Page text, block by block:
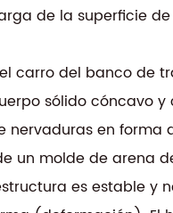
de la superficie
carro del banco de
sólido cóncavo y
nervaduras en forma
un molde de arena
es estable y